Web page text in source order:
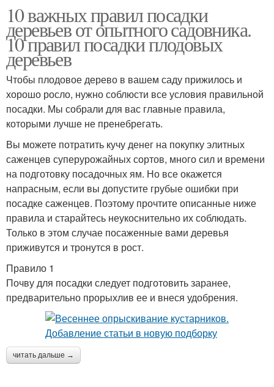
10 важных правил посадки
деревьев от опытного садовника.
10 правил посадки плодовых
деревьев
Чтобы плодовое дерево в вашем саду прижилось и
хорошо росло, нужно соблюсти все условия правильной
посадки. Мы собрали для вас главные правила,
которыми лучше не пренебрегать.
Вы можете потратить кучу денег на покупку элитных
саженцев суперурожайных сортов, много сил и времени
на подготовку посадочных ям. Но все окажется
напрасным, если вы допустите грубые ошибки при
посадке саженцев. Поэтому прочтите описанные ниже
правила и старайтесь неукоснительно их соблюдать.
Только в этом случае посаженные вами деревья
приживутся и тронутся в рост.
Правило 1
Почву для посадки следует подготовить заранее,
предварительно прорыхлив ее и внеся удобрения.
читать дальше →